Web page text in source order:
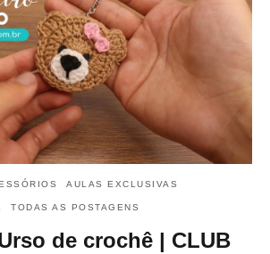
AULAS EXCLUSIVAS
TODAS AS POSTAGENS
de crochê | CLUB